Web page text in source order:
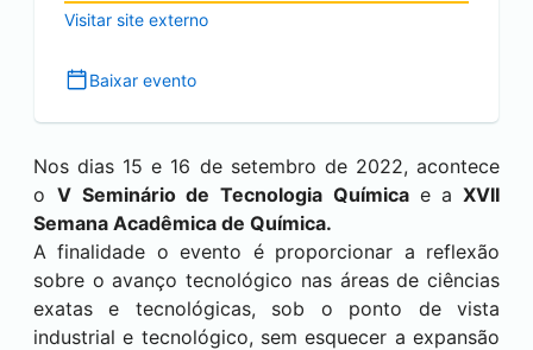
Visitar site externo
Baixar evento
Nos dias 15 e 16 de setembro de 2022, acontece
o V Seminário de Tecnologia Química e a XVII
Semana Acadêmica de Química.
A finalidade o evento é proporcionar a reflexão
sobre o avanço tecnológico nas áreas de ciências
exatas e tecnológicas, sob o ponto de vista
industrial e tecnológico, sem esquecer a expansão